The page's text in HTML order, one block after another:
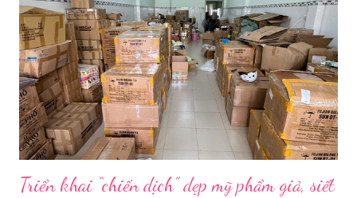
định. Cả ba người vào vị trí. Wu đã chuẩn bị sẵn lời thoại và trao
đổi trước cách diễn đạt với ông và mẹ, thậm chí còn bàn xem
dùng từ nào trong phương ngữ Thượng Hải nghe tự nhiên nhất
trên camera. Ông cô nhăn mặt khi nghe giải thích về Thế vận
hội Mùa đông. “Người già như tụi ông không hiểu mấy cái này...
Triển khai “chiến dịch” dẹp mỹ phẩm giả, siết